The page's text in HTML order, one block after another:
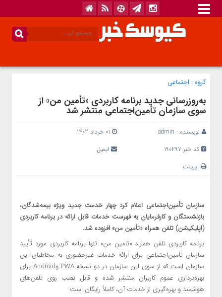
گروه : اجتماعی
به‌روزرسانی جدید برنامه کاربردی «تأمین من» از
سوی سازمان تأمین‌اجتماعی منتشر شد
نویسنده : admin
کد خبر 190297
ایمیل
پرینت
سازمان تأمین‌اجتماعی اعلام کرد چهار خدمت جدید ویژه بیمه‌شدگان،
بازنشستگان و کارفرمایان به فهرست خدمات قابل ارائه در برنامه کاربردی
(اپلیکیشن) تلفن همراه «تأمین من» افزوده شد.
برنامه کاربردی تلفن همراه «تامین من» تنها برنامه کاربردی مورد تأیید
سازمان تأمین‌اجتماعی برای ارائه خدمات غیرحضوری به مخاطبان این
سازمان است که از سوی این سازمان در دو نسخه PWA وAndroid برای
بهره‌برداری عموم کاربران منتشر شده و قابل نصب روی تلفن‌های
هوشمند و بهره‌گیری از خدمات آن، کاملاً رایگان است.